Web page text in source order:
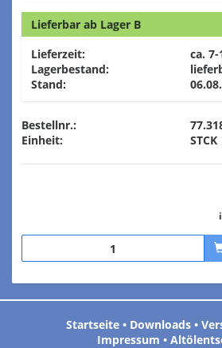
Lieferbar ab Lager B
Lieferzeit:
ca. 7-
Lagerbestand:
Stand:
Bestellnr.:
Einheit:
STCK
Startseite• Downloads•
Impressum •